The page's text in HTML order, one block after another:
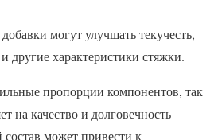
могут улучшать текучесть,
другие характеристики стяжки.
пропорции компонентов, так
на качество и долговечность
может привести к